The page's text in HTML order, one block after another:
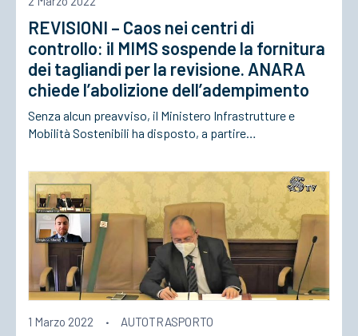
ACCEDI
REVISIONI – Caos nei centri di
controllo: il MIMS sospende la fornitura
dei tagliandi per la revisione. ANARA
chiede l’abolizione dell’adempimento
Senza alcun preavviso, il Ministero Infrastrutture e
Mobilità Sostenibili ha disposto, a partire…
1 Marzo 2022 · AUTOTRASPORTO